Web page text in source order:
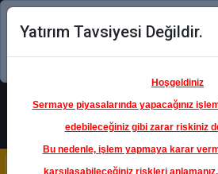
Şimdi uygulamayı
Yatırım Tavsiyesi Değildir.
Hoşgeldiniz
Sermaye piyasalarında yapacağınız
edebileceğiniz gibi zarar riskiniz
Bu nedenle, işlem yapmaya karar
karşılaşabileceğiniz riskleri